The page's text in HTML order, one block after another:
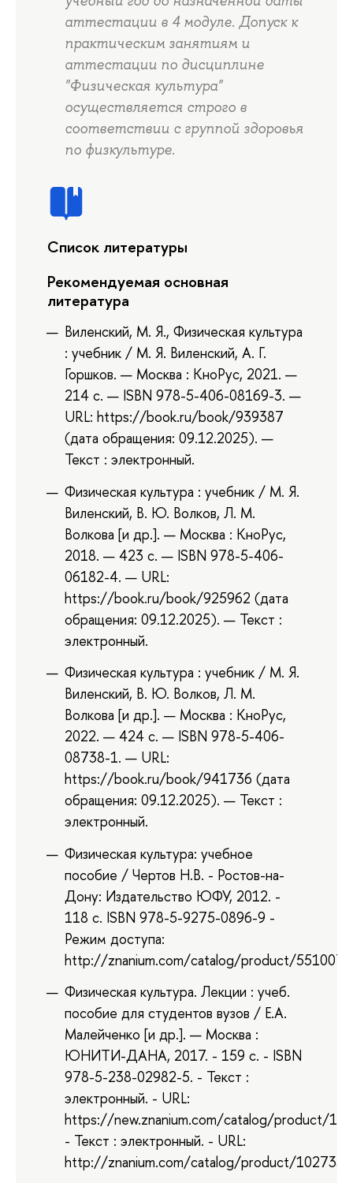
аттестации в 4 модуле. Допуск к
практическим занятиям и
аттестации по дисциплине
"Физическая культура"
осуществляется строго в
соответствии с группой здоровья
по физкультуре.
Список литературы
Рекомендуемая основная
литература
Виленский, М. Я., Физическая культура
: учебник / М. Я. Виленский, А. Г.
Горшков. — Москва : КноРус, 2021. —
214 с. — ISBN 978-5-406-08169-3. —
URL: https://book.ru/book/939387
(дата обращения: 09.12.2025). —
Текст : электронный.
Физическая культура : учебник / М. Я.
Виленский, В. Ю. Волков, Л. М.
Волкова [и др.]. — Москва : КноРус,
2018. — 423 с. — ISBN 978-5-406-
06182-4. — URL:
https://book.ru/book/925962 (дата
обращения: 09.12.2025). — Текст :
электронный.
Физическая культура : учебник / М. Я.
Виленский, В. Ю. Волков, Л. М.
Волкова [и др.]. — Москва : КноРус,
2022. — 424 с. — ISBN 978-5-406-
08738-1. — URL:
https://book.ru/book/941736 (дата
обращения: 09.12.2025). — Текст :
электронный.
Физическая культура: учебное
пособие / Чертов Н.В. - Ростов-на-
Дону: Издательство ЮФУ, 2012. -
118 с. ISBN 978-5-9275-0896-9 -
Режим доступа:
http://znanium.com/catalog/product/551007
Физическая культура. Лекции : учеб.
пособие для студентов вузов / Е.А.
Малейченко [и др.]. — Москва :
ЮНИТИ-ДАНА, 2017. - 159 с. - ISBN
978-5-238-02982-5. - Текст :
электронный. - URL:
https://new.znanium.com/catalog/product/
- Текст : электронный. - URL:
http://znanium.com/catalog/product/1027339